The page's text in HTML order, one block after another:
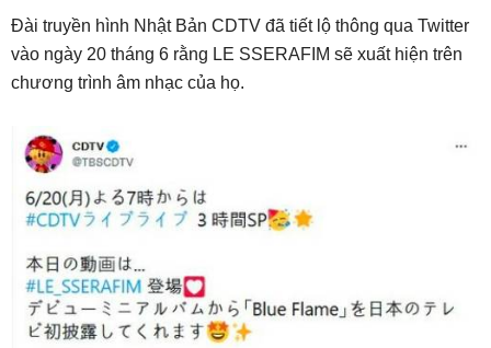
Đài truyền hình Nhật Bản CDTV đã tiết lộ thông qua Twitter
vào ngày 20 tháng 6 rằng LE SSERAFIM sẽ xuất hiện trên
chương trình âm nhạc của họ.